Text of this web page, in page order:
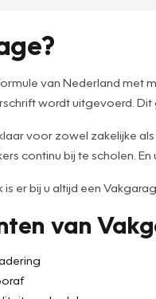
van Nederland met
wordt uitgevoerd.
voor zowel zakelijke
continu bij te scholen.
er bij u altijd een
van